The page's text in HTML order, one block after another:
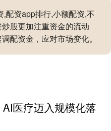
配资app排行,小额配资,不
股更加注重资金的流动
配资金，应对市场变化。
医疗迈入规模化落